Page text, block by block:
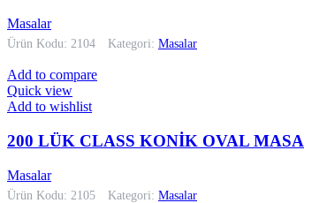
Masalar
Ürün Kodu: 2104 Kategori: Masalar
Add to compare
Quick view
Add to wishlist
200 LÜK CLASS KONİK OVAL MASA
Masalar
Ürün Kodu: 2105 Kategori: Masalar